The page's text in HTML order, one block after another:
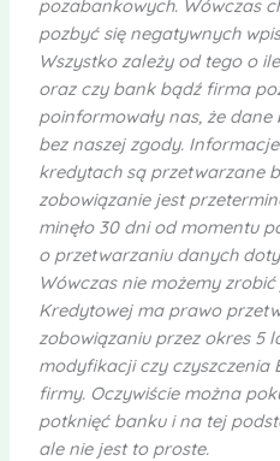
pozabankowych. Wówczas
pozbyć się negatywnych
Wszystko zależy od tego o
oraz czy bank bądź firma
poinformowały nas, że
bez naszej zgody.
kredytach są przetwarzane
zobowiązanie jest
minęło 30 dni od momentu
o przetwarzaniu danych
Wówczas nie możemy
Kredytowej ma prawo
zobowiązaniu przez okres 5
modyfikacji czy czyszczenia
firmy. Oczywiście można
potknięć banku i na tej
ale nie jest to proste.